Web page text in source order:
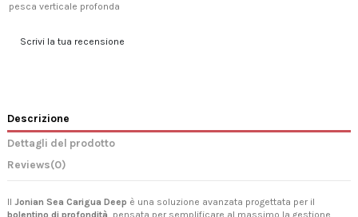
pesca verticale profonda
Scrivi la tua recensione
Descrizione
Dettagli del prodotto
Reviews(0)
Il Jonian Sea Carigua Deep è una soluzione avanzata progettata per il